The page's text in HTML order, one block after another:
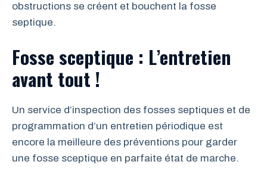
obstructions se créent et bouchent la fosse
septique.
Fosse sceptique : L’entretien
avant tout !
Un service d’inspection des fosses septiques et de
programmation d’un entretien périodique est
encore la meilleure des préventions pour garder
une fosse sceptique en parfaite état de marche.